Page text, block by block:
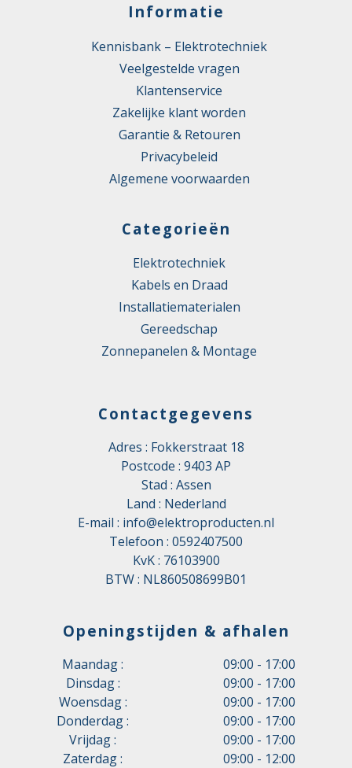
Informatie
Kennisbank – Elektrotechniek
Veelgestelde vragen
Klantenservice
Zakelijke klant worden
Garantie & Retouren
Privacybeleid
Algemene voorwaarden
Categorieën
Elektrotechniek
Kabels en Draad
Installatiematerialen
Gereedschap
Zonnepanelen & Montage
Contactgegevens
Adres : Fokkerstraat 18
Postcode : 9403 AP
Stad : Assen
Land : Nederland
E-mail : info@elektroproducten.nl
Telefoon : 0592407500
KvK : 76103900
BTW : NL860508699B01
Openingstijden & afhalen
Maandag :
09:00 - 17:00
Dinsdag :
09:00 - 17:00
Woensdag :
09:00 - 17:00
Donderdag :
09:00 - 17:00
Vrijdag :
09:00 - 17:00
Zaterdag :
09:00 - 12:00